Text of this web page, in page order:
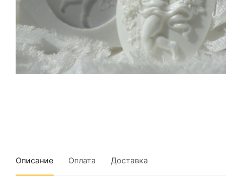
Описание Оплата Доставка